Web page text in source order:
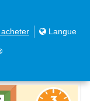
Langue